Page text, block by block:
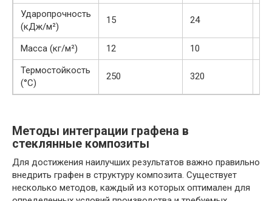
Ударопрочность
(кДж/м²)
15 24
Масса (кг/м²) 12 10
Термостойкость
(°С)
250 320
Методы интеграции графена в
стеклянные композиты
Для достижения наилучших результатов важно правильно
внедрить графен в структуру композита. Существует
несколько методов, каждый из которых оптимален для